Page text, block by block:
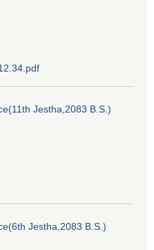
Jestha,2083 B.S.)
Jestha,2083 B.S.)